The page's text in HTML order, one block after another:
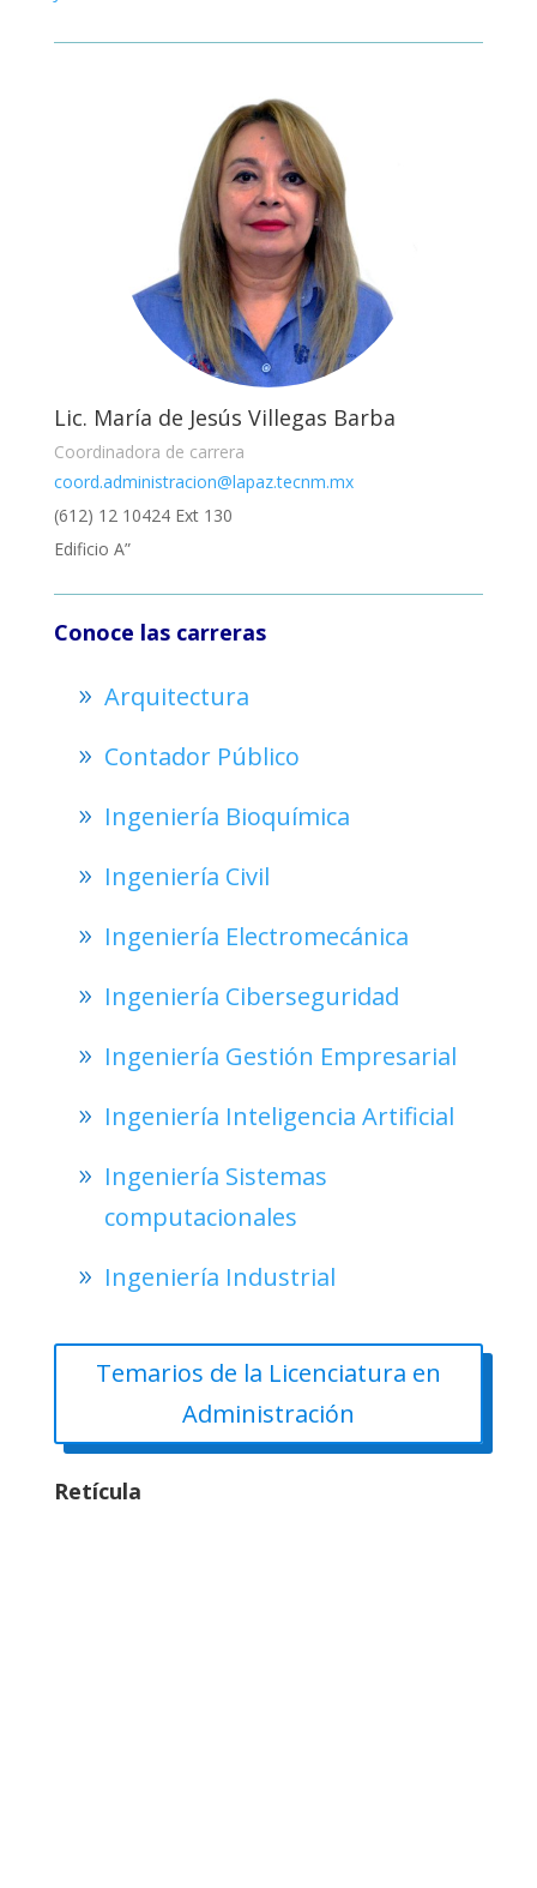
Lic. María de Jesús Villegas Barba
Coordinadora de carrera
coord.administracion@lapaz.tecnm.mx
(612) 12 10424 Ext 130
Edificio A”
Conoce las carreras
Arquitectura
Contador Público
Ingeniería Bioquímica
Ingeniería Civil
Ingeniería Electromecánica
Ingeniería Ciberseguridad
Ingeniería Gestión Empresarial
Ingeniería Inteligencia Artificial
Ingeniería Sistemas
computacionales
Ingeniería Industrial
Temarios de la Licenciatura en
Administración
Retícula